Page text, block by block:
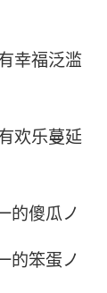
幸福泛滥
欢乐蔓延
的傻瓜ノ
的笨蛋ノ